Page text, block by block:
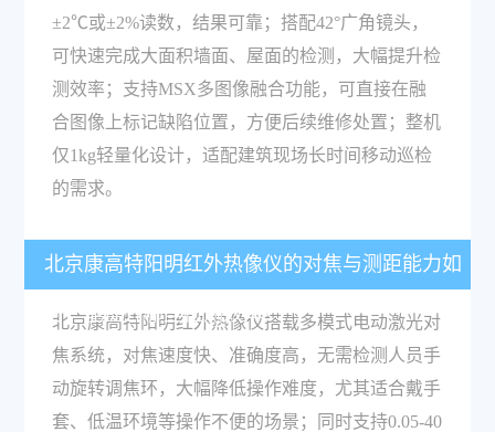
±2℃或±2%读数，结果可靠；搭配42°广角镜头，
可快速完成大面积墙面、屋面的检测，大幅提升检
测效率；支持MSX多图像融合功能，可直接在融
合图像上标记缺陷位置，方便后续维修处置；整机
仅1kg轻量化设计，适配建筑现场长时间移动巡检
的需求。
北京康高特阳明红外热像仪的对焦与测距能力如
何，能提升哪些检测效率？
北京康高特阳明红外热像仪搭载多模式电动激光对
焦系统，对焦速度快、准确度高，无需检测人员手
动旋转调焦环，大幅降低操作难度，尤其适合戴手
套、低温环境等操作不便的场景；同时支持0.05-40